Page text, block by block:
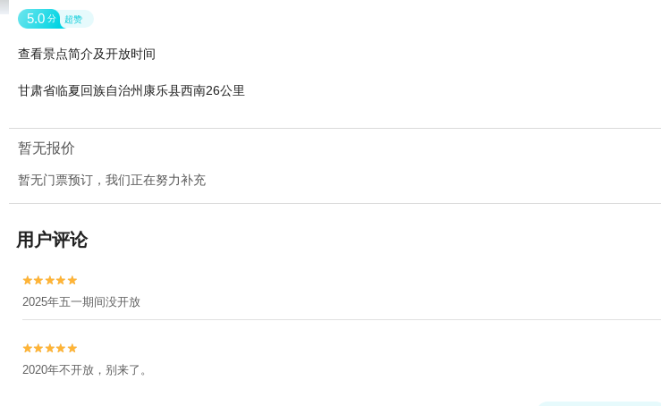
5.0 分 超赞
查看景点简介及开放时间
甘肃省临夏回族自治州康乐县西南26公里
暂无报价
暂无门票预订，我们正在努力补充
用户评论


2025年五一期间没开放


2020年不开放，别来了。